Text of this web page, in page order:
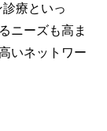
療といっ
ニーズも高ま
いネットワー